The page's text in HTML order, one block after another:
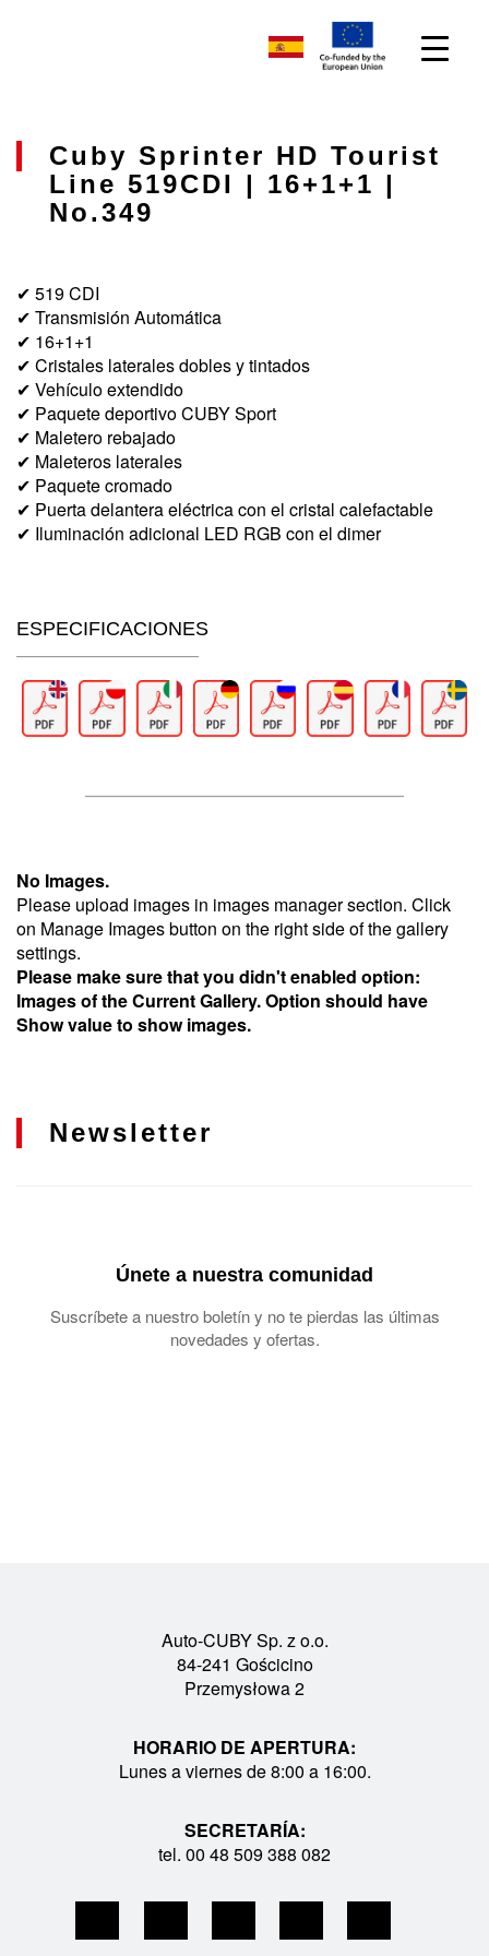
Cuby Sprinter HD Tourist
Line 519CDI | 16+1+1 |
No.349
✔ 519 CDI
✔ Transmisión Automática
✔ 16+1+1
✔ Cristales laterales dobles y tintados
✔ Vehículo extendido
✔ Paquete deportivo CUBY Sport
✔ Maletero rebajado
✔ Maleteros laterales
✔ Paquete cromado
✔ Puerta delantera eléctrica con el cristal calefactable
✔ Iluminación adicional LED RGB con el dimer
ESPECIFICACIONES
No Images.
Please upload images in images manager section. Click
on Manage Images button on the right side of the gallery
settings.
Please make sure that you didn't enabled option:
Images of the Current Gallery. Option should have
Show value to show images.
Newsletter
Únete a nuestra comunidad
Suscríbete a nuestro boletín y no te pierdas las últimas
novedades y ofertas.
Auto-CUBY Sp. z o.o.
84-241 Gościcino
Przemysłowa 2
HORARIO DE APERTURA:
Lunes a viernes de 8:00 a 16:00.
SECRETARÍA:
tel. 00 48 509 388 082